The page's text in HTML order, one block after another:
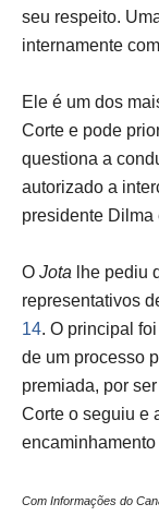
seu respeito.
internamente
Ele é um dos
Corte e pode
questiona a
autorizado a
presidente Dilma
O Jota lhe pediu
representativos
14. O principal
de um processo
premiada, por
Corte o seguiu e
Com Informações do